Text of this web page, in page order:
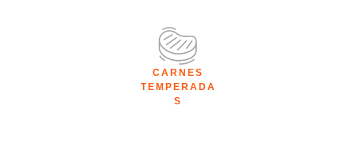
CARNES
TEMPERADA
S